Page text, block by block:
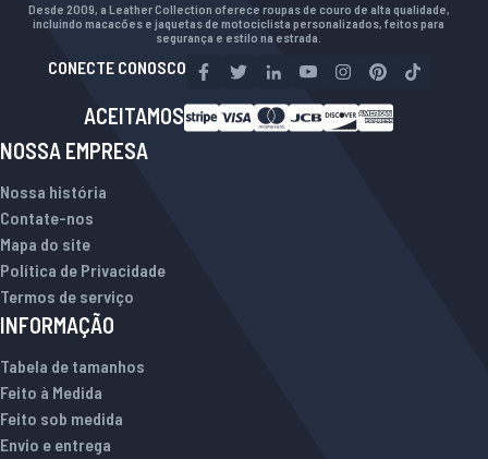
Desde 2009, a Leather Collection oferece roupas de couro de alta qualidade,
incluindo macacões e jaquetas de motociclista personalizados, feitos para
segurança e estilo na estrada.
CONECTE CONOSCO
ACEITAMOS
NOSSA EMPRESA
Nossa história
Contate-nos
Mapa do site
Política de Privacidade
Termos de serviço
INFORMAÇÃO
Tabela de tamanhos
Feito à Medida
Feito sob medida
Envio e entrega